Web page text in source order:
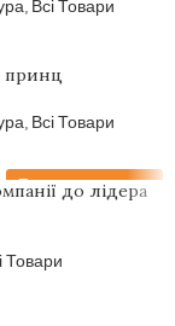
, Всі Товари
принц
, Всі Товари
Передзамовлення
до лідера
Товари